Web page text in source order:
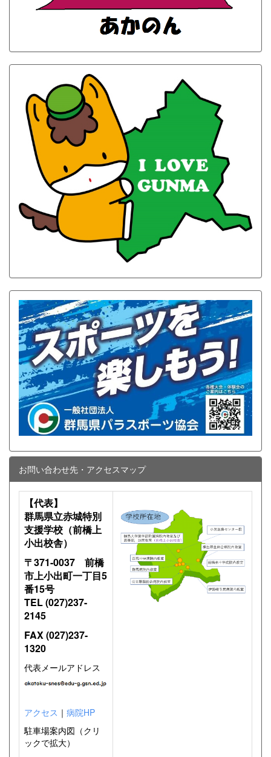
お問い合わせ先・アクセスマップ
【代表】
群馬県立赤城特別
支援学校（前橋上
小出校舎）
〒371-0037 前橋
市上小出町一丁目5
番15号
TEL (027)237-
2145
FAX (027)237-
1320
代表メールアドレス
アクセス ｜ 病院HP
駐車場案内図（クリ
ックで拡大）